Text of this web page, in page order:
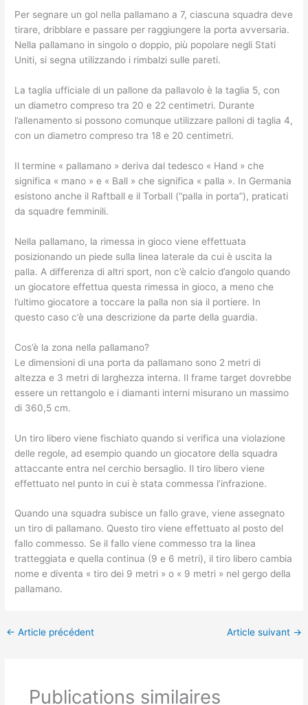
Per segnare un gol nella pallamano a 7, ciascuna squadra deve
tirare, dribblare e passare per raggiungere la porta avversaria.
Nella pallamano in singolo o doppio, più popolare negli Stati
Uniti, si segna utilizzando i rimbalzi sulle pareti.
La taglia ufficiale di un pallone da pallavolo è la taglia 5, con
un diametro compreso tra 20 e 22 centimetri. Durante
l’allenamento si possono comunque utilizzare palloni di taglia 4,
con un diametro compreso tra 18 e 20 centimetri.
Il termine « pallamano » deriva dal tedesco « Hand » che
significa « mano » e « Ball » che significa « palla ». In Germania
esistono anche il Raftball e il Torball (“palla in porta”), praticati
da squadre femminili.
Nella pallamano, la rimessa in gioco viene effettuata
posizionando un piede sulla linea laterale da cui è uscita la
palla. A differenza di altri sport, non c’è calcio d’angolo quando
un giocatore effettua questa rimessa in gioco, a meno che
l’ultimo giocatore a toccare la palla non sia il portiere. In
questo caso c’è una descrizione da parte della guardia.
Cos’è la zona nella pallamano?
Le dimensioni di una porta da pallamano sono 2 metri di
altezza e 3 metri di larghezza interna. Il frame target dovrebbe
essere un rettangolo e i diamanti interni misurano un massimo
di 360,5 cm.
Un tiro libero viene fischiato quando si verifica una violazione
delle regole, ad esempio quando un giocatore della squadra
attaccante entra nel cerchio bersaglio. Il tiro libero viene
effettuato nel punto in cui è stata commessa l’infrazione.
Quando una squadra subisce un fallo grave, viene assegnato
un tiro di pallamano. Questo tiro viene effettuato al posto del
fallo commesso. Se il fallo viene commesso tra la linea
tratteggiata e quella continua (9 e 6 metri), il tiro libero cambia
nome e diventa « tiro dei 9 metri » o « 9 metri » nel gergo della
pallamano.
← Article précédent Article suivant →
Publications similaires